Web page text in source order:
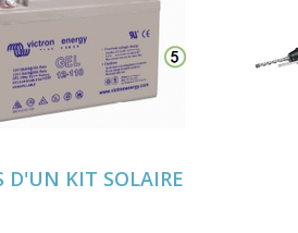
D'UN KIT SOLAIRE